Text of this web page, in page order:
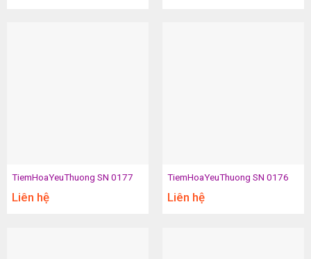
TiemHoaYeuThuong SN 0177
Liên hệ
TiemHoaYeuThuong SN 0176
Liên hệ